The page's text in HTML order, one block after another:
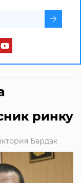
ринку
Бардак